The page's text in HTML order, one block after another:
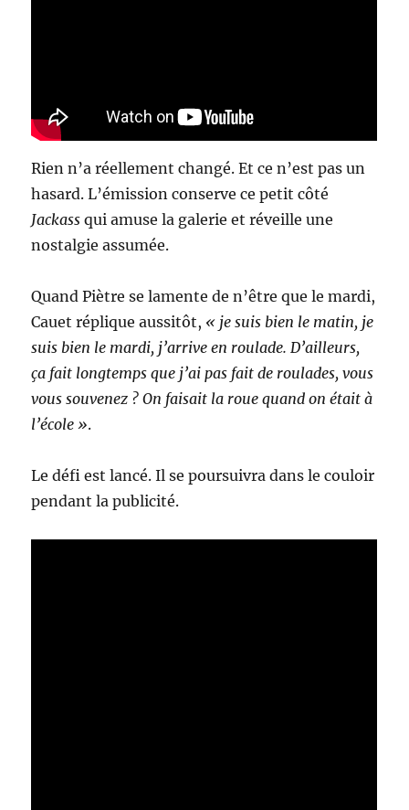
Rien n’a réellement changé. Et ce n’est pas un
hasard. L’émission conserve ce petit côté
Jackass qui amuse la galerie et réveille une
nostalgie assumée.
Quand Piètre se lamente de n’être que le mardi,
Cauet réplique aussitôt, « je suis bien le matin, je
suis bien le mardi, j’arrive en roulade. D’ailleurs,
ça fait longtemps que j’ai pas fait de roulades, vous
vous souvenez ? On faisait la roue quand on était à
l’école ».
Le défi est lancé. Il se poursuivra dans le couloir
pendant la publicité.